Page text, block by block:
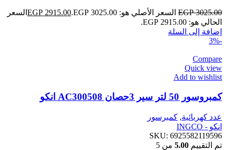
EGP3025.00 السعر الأصلي هو: EGP 3025.00. EGP 2915.00
السعر
الحالي هو: EGP 2915.00.
إضافة إلى السلة
-3%
Compare
Quick view
Add to wishlist
كمبروسور 50 لتر سير 3حصان AC300508 انكو
عدد كهربائية, كمبرسور
انكو - INGCO
SKU: 6925582119596
تم التقييم 5.00 من 5